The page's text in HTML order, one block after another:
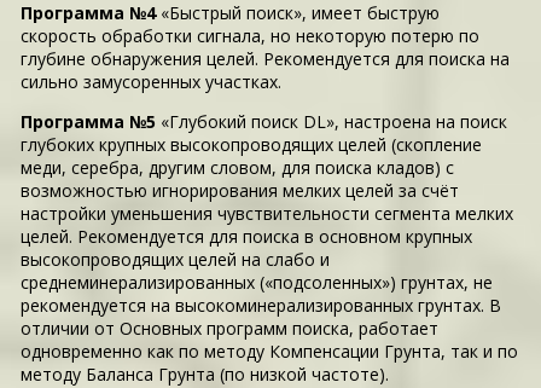
Программа №4«Быстрый поиск», имеет быструю
скорость обработки сигнала, но некоторую потерю по
глубине обнаружения целей. Рекомендуется для поиска на
сильно замусоренных участках.
Программа №5 «Глубокий поиск DL», настроена на поиск
глубоких крупных высокопроводящих целей (скопление
меди, серебра, другим словом, для поиска кладов) с
возможностью игнорирования мелких целей за счёт
настройки уменьшения чувствительности сегмента мелких
целей. Рекомендуется для поиска в основном крупных
высокопроводящих целей на слабо и
среднеминерализированных («подсоленных») грунтах, не
рекомендуется на высокоминерализированных грунтах. В
отличии от Основных программ поиска, работает
одновременно как по методу Компенсации Грунта, так и по
методу Баланса Грунта (по низкой частоте).